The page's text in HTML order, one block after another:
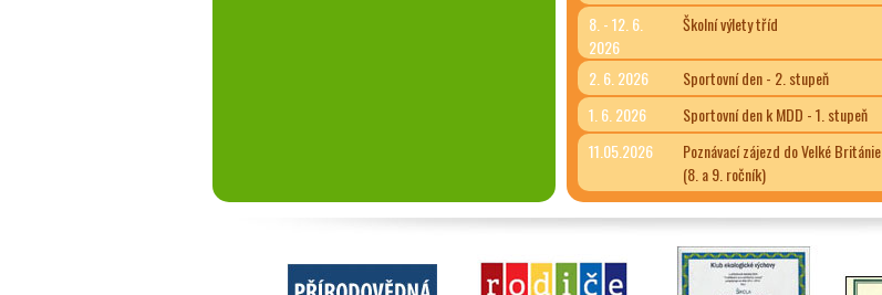
8. - 12. 6.
2026
Školní výlety tříd
2. 6. 2026
Sportovní den - 2. stupeň
1. 6. 2026
Sportovní den k MDD - 1. stupeň
11.05.2026
Poznávací zájezd do Velké Británie
(8. a 9. ročník)